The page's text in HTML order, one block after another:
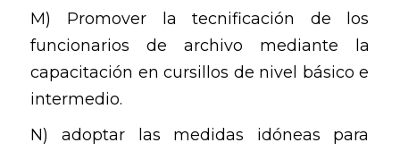
M) Promover la tecnificación de los
funcionarios de archivo mediante la
capacitación en cursillos de nivel básico e
intermedio.
N) adoptar las medidas idóneas para